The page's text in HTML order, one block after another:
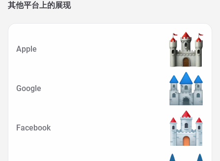
其他平台上的展现
Apple
Google
Facebook